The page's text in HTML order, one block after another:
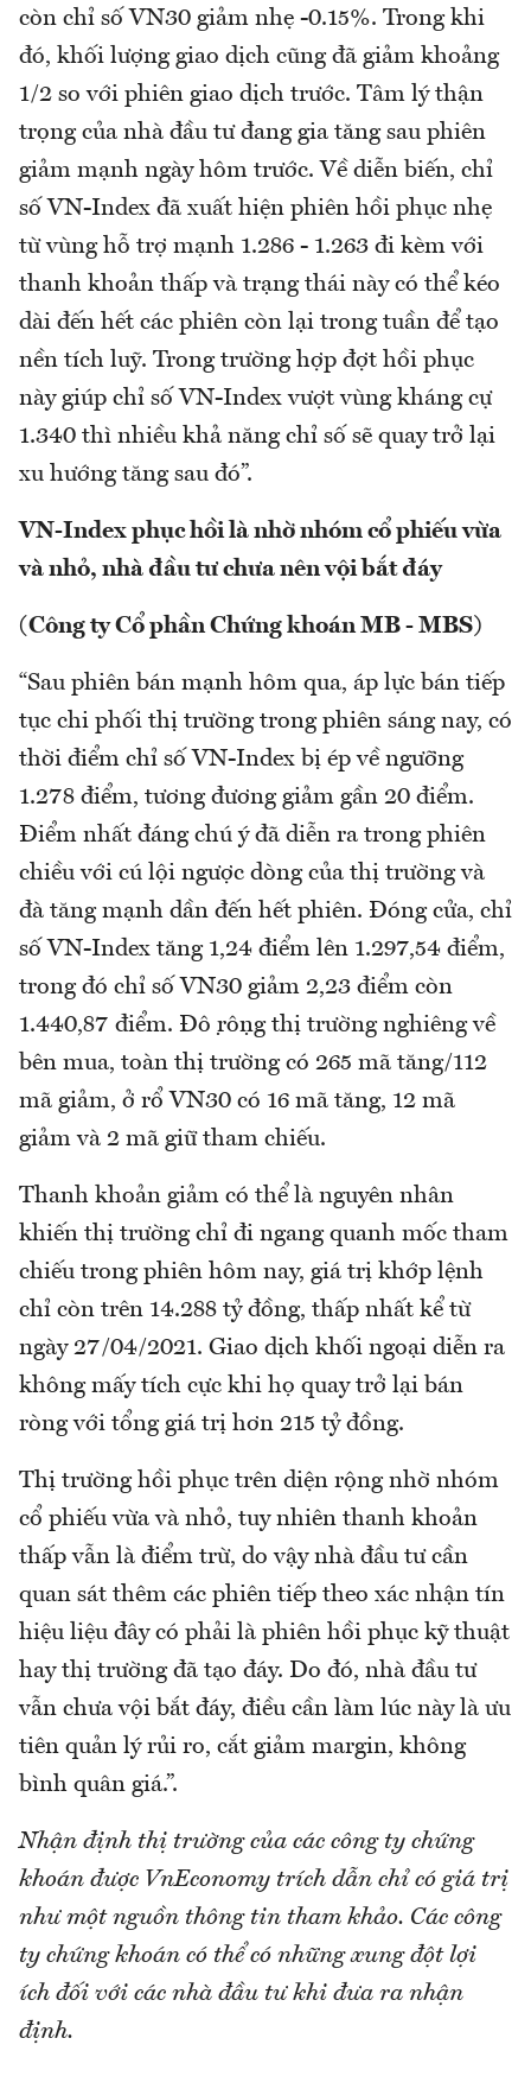
còn chỉ số VN30 giảm nhẹ -0.15%. Trong khi
đó, khối lượng giao dịch cũng đã giảm khoảng
1/2 so với phiên giao dịch trước. Tâm lý thận
trọng của nhà đầu tư đang gia tăng sau phiên
giảm mạnh ngày hôm trước. Về diễn biến, chỉ
số VN-Index đã xuất hiện phiên hồi phục nhẹ
từ vùng hỗ trợ mạnh 1.286 - 1.263 đi kèm với
thanh khoản thấp và trạng thái này có thể kéo
dài đến hết các phiên còn lại trong tuần để tạo
nền tích luỹ. Trong trường hợp đợt hồi phục
này giúp chỉ số VN-Index vượt vùng kháng cự
1.340 thì nhiều khả năng chỉ số sẽ quay trở lại
xu hướng tăng sau đó”.
VN-Index phục hồi là nhờ nhóm cổ phiếu vừa
và nhỏ, nhà đầu tư chưa nên vội bắt đáy
(Công ty Cổ phần Chứng khoán MB - MBS)
“Sau phiên bán mạnh hôm qua, áp lực bán tiếp
tục chi phối thị trường trong phiên sáng nay, có
thời điểm chỉ số VN-Index bị ép về ngưỡng
1.278 điểm, tương đương giảm gần 20 điểm.
Điểm nhất đáng chú ý đã diễn ra trong phiên
chiều với cú lội ngược dòng của thị trường và
đà tăng mạnh dần đến hết phiên. Đóng cửa, chỉ
số VN-Index tăng 1,24 điểm lên 1.297,54 điểm,
trong đó chỉ số VN30 giảm 2,23 điểm còn
1.440,87 điểm. Độ rộng thị trường nghiêng về
bên mua, toàn thị trường có 265 mã tăng/112
mã giảm, ở rổ VN30 có 16 mã tăng, 12 mã
giảm và 2 mã giữ tham chiếu.
Thanh khoản giảm có thể là nguyên nhân
khiến thị trường chỉ đi ngang quanh mốc tham
chiếu trong phiên hôm nay, giá trị khớp lệnh
chỉ còn trên 14.288 tỷ đồng, thấp nhất kể từ
ngày 27/04/2021. Giao dịch khối ngoại diễn ra
không mấy tích cực khi họ quay trở lại bán
ròng với tổng giá trị hơn 215 tỷ đồng.
Thị trường hồi phục trên diện rộng nhờ nhóm
cổ phiếu vừa và nhỏ, tuy nhiên thanh khoản
thấp vẫn là điểm trừ, do vậy nhà đầu tư cần
quan sát thêm các phiên tiếp theo xác nhận tín
hiệu liệu đây có phải là phiên hồi phục kỹ thuật
hay thị trường đã tạo đáy. Do đó, nhà đầu tư
vẫn chưa vội bắt đáy, điều cần làm lúc này là ưu
tiên quản lý rủi ro, cắt giảm margin, không
bình quân giá.”.
Nhận định thị trường của các công ty chứng
khoán được VnEconomy trích dẫn chỉ có giá trị
như một nguồn thông tin tham khảo. Các công
ty chứng khoán có thể có những xung đột lợi
ích đối với các nhà đầu tư khi đưa ra nhận
định.